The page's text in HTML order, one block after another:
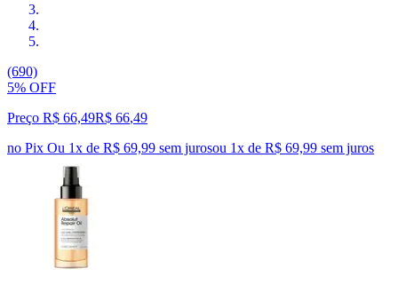
(690)
5% OFF
Preço R$ 66,49R$ 66,49
no Pix Ou 1x de R$ 69,99 sem jurosou 1x de R$ 69,99 sem juros